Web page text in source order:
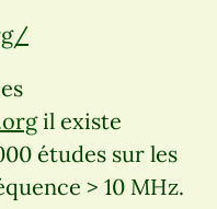
il existe
études sur les
> 10 MHz.